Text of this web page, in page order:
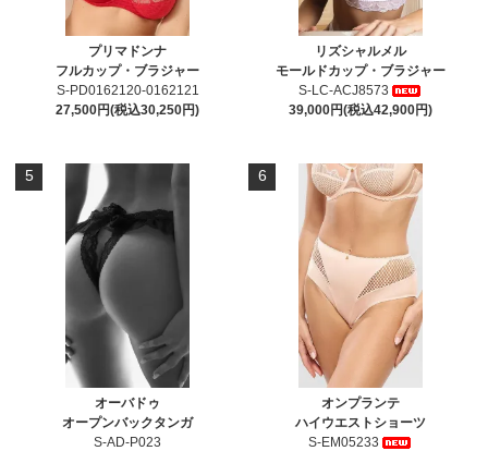
プリマドンナ
フルカップ・ブラジャー
S-PD0162120-0162121
27,500円(税込30,250円)
リズシャルメル
モールドカップ・ブラジャー
S-LC-ACJ8573
39,000円(税込42,900円)
5
オーバドゥ
オープンバックタンガ
S-AD-P023
6
オンプランテ
ハイウエストショーツ
S-EM05233